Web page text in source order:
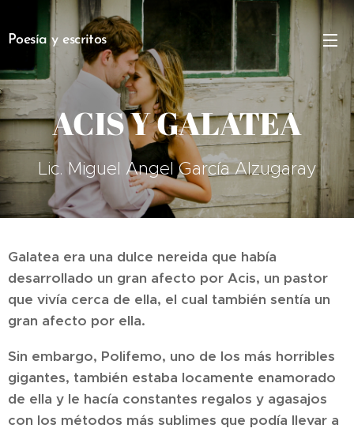
Poesía y escritos
ACIS Y GALATEA
Lic. Miguel Angel García Alzugaray
Galatea era una dulce nereida que había
desarrollado un gran afecto por Acis, un pastor
que vivía cerca de ella, el cual también sentía un
gran afecto por ella.
Sin embargo, Polifemo, uno de los más horribles
gigantes, también estaba locamente enamorado
de ella y le hacía constantes regalos y agasajos
con los métodos más sublimes que podía llevar a